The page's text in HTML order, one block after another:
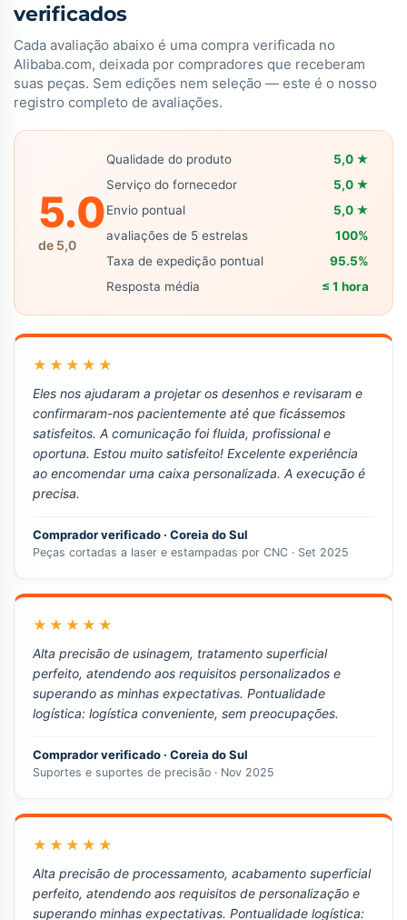
verificados
Cada avaliação abaixo é uma compra verificada no
Alibaba.com, deixada por compradores que receberam
suas peças. Sem edições nem seleção — este é o nosso
registro completo de avaliações.
5.0
de 5,0
Qualidade do produto
5,0 ★
Serviço do fornecedor
5,0 ★
Envio pontual
5,0 ★
avaliações de 5 estrelas
100%
Taxa de expedição pontual
95.5%
Resposta média
≤ 1 hora
★★★★★
Eles nos ajudaram a projetar os desenhos e revisaram e
confirmaram-nos pacientemente até que ficássemos
satisfeitos. A comunicação foi fluida, profissional e
oportuna. Estou muito satisfeito! Excelente experiência
ao encomendar uma caixa personalizada. A execução é
precisa.
Comprador verificado · Coreia do Sul
Peças cortadas a laser e estampadas por CNC · Set 2025
★★★★★
Alta precisão de usinagem, tratamento superficial
perfeito, atendendo aos requisitos personalizados e
superando as minhas expectativas. Pontualidade
logística: logística conveniente, sem preocupações.
Comprador verificado · Coreia do Sul
Suportes e suportes de precisão · Nov 2025
★★★★★
Alta precisão de processamento, acabamento superficial
perfeito, atendendo aos requisitos de personalização e
superando minhas expectativas. Pontualidade logística: